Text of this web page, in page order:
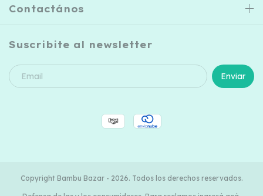
Contactános
Suscribite al newsletter
Copyright Bambu Bazar - 2026. Todos los derechos reservados.